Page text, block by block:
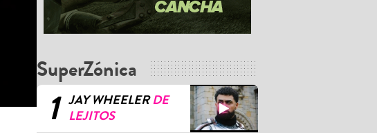
SuperZónica
1 JAY WHEELERDE
LEJITOS